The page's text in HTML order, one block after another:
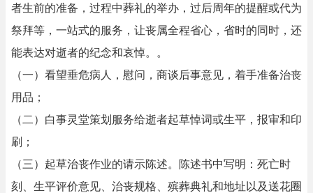
者生前的准备，过程中葬礼的举办，过后周年的提醒或代为
祭拜等，一站式的服务，让丧属全程省心，省时的同时，还
能表达对逝者的纪念和哀悼。。
（一）看望垂危病人，慰问，商谈后事意见，着手准备治丧
用品；
（二）白事灵堂策划服务给逝者起草悼词或生平，报审和印
刷；
（三）起草治丧作业的请示陈述。陈述书中写明：死亡时
刻、生平评价意见、治丧规格、殡葬典礼和地址以及送花圈